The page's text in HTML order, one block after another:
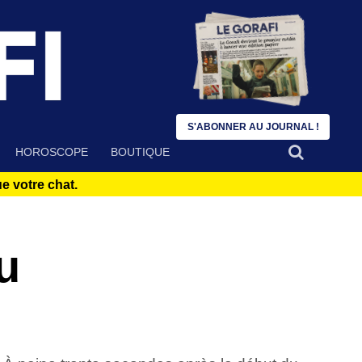
HOROSCOPE BOUTIQUE
votre chat.
S'ABONNER AU JOURNAL !